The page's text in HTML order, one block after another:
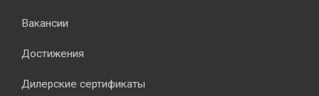
Вакансии
Достижения
Дилерские сертификаты